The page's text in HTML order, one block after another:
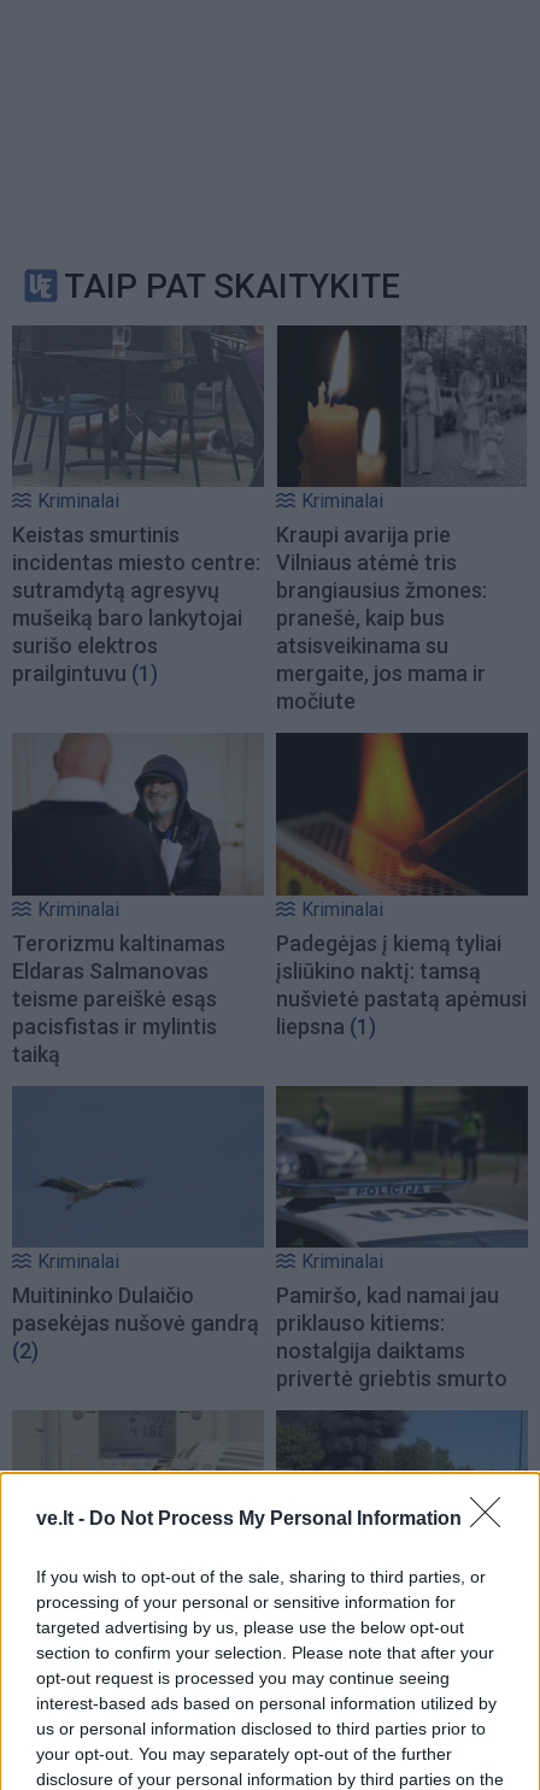
ve.lt - Do Not Process My Personal Information
If you wish to opt-out of the sale, sharing to third parties, or
processing of your personal or sensitive information for
targeted advertising by us, please use the below opt-out
section to confirm your selection. Please note that after your
opt-out request is processed you may continue seeing
interest-based ads based on personal information utilized by
us or personal information disclosed to third parties prior to
your opt-out. You may separately opt-out of the further
disclosure of your personal information by third parties on the
TAIP PAT SKAITYKITE
Kriminalai
Keistas smurtinis
incidentas miesto centre:
sutramdytą agresyvų
mušeiką baro lankytojai
surišo elektros
prailgintuvu (1)
Kriminalai
Kraupi avarija prie
Vilniaus atėmė tris
brangiausius žmones:
pranešė, kaip bus
atsisveikinama su
mergaite, jos mama ir
močiute
Kriminalai
Terorizmu kaltinamas
Eldaras Salmanovas
teisme pareiškė esąs
pacisfistas ir mylintis
taiką
Kriminalai
Padegėjas į kiemą tyliai
įsliūkino naktį: tamsą
nušvietė pastatą apėmusi
liepsna (1)
Kriminalai
Muitininko Dulaičio
pasekėjas nušovė gandrą
(2)
Kriminalai
Pamiršo, kad namai jau
priklauso kitiems:
nostalgija daiktams
privertė griebtis smurto
Kriminalai
Sukčiai nesnaudžia:
naudojasi dėl kietojo kuro
kilusiu ažiotažu
Kriminalai
Gaisras automobilių
pardavimo aikštelėje:
sudegė ne tik namelis ant
ratų